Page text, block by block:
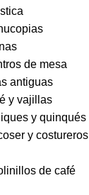
de mesa
antiguas
y vajillas
y quinqués
y costureros
de café